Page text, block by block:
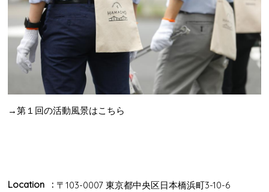
→第１回の活動風景はこちら
Location 〒103-0007 東京都中央区日本橋浜町3-10-6